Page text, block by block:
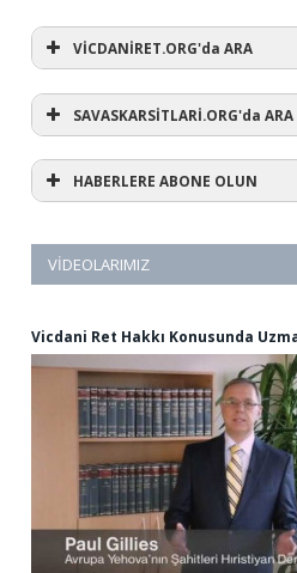
VİCDANİRET.ORG'da ARA
SAVASKARSİTLARİ.ORG'da ARA
HABERLERE ABONE OLUN
VIDEOLARIMIZ
Vicdani Ret Hakkı Konusunda